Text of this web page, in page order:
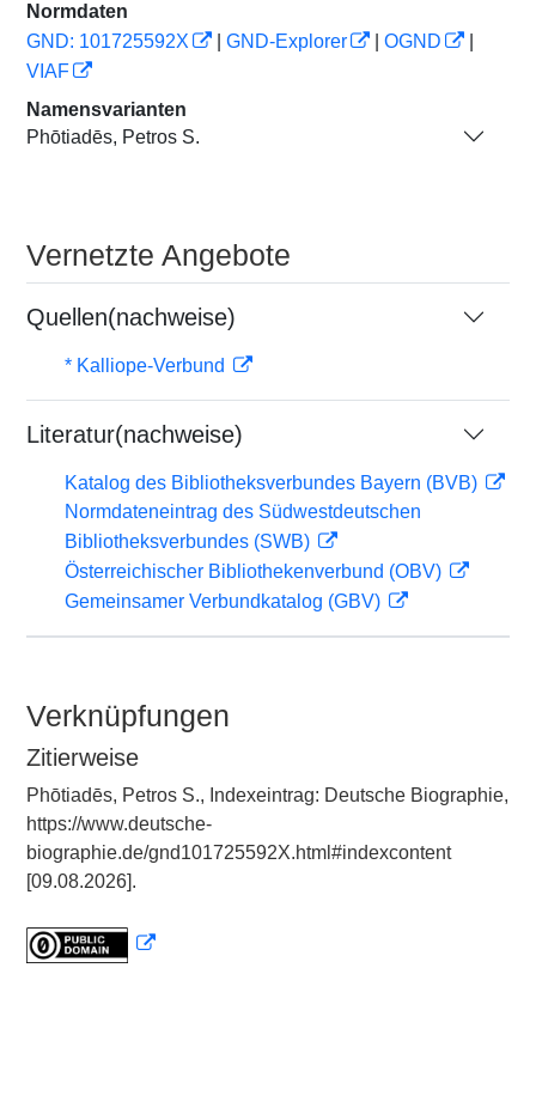
Normdaten
GND: 101725592X
GND-Explorer OGND
VIAF
Namensvarianten
Phōtiadēs, Petros S.
Vernetzte Angebote
Quellen(nachweise)
* Kalliope-Verbund
Literatur(nachweise)
Katalog des Bibliotheksverbundes Bayern (BVB)
Normdateneintrag des Südwestdeutschen
Bibliotheksverbundes (SWB)
Österreichischer Bibliothekenverbund (OBV)
Gemeinsamer Verbundkatalog (GBV)
Verknüpfungen
Zitierweise
Phōtiadēs, Petros S., Indexeintrag: Deutsche Biographie,
https://www.deutsche-
biographie.de/gnd101725592X.html#indexcontent
[09.08.2026].